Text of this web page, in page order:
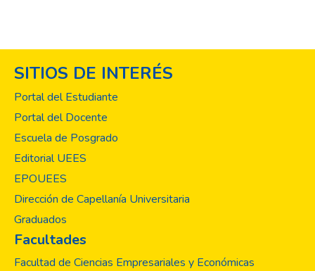
relaciones internacionales con rigor
académico y compromiso social. A lo largo
abordan temas contemporáneos y
relevantes, que generan aportes
Cada investigación ha sido realizada con el
objetivo de contribuir al conocimiento en las
los desafíos que enfrenta la sociedad.
SITIOS DE INTERÉS
Portal del Estudiante
Portal del Docente
Escuela de Posgrado
Editorial UEES
EPOUEES
Dirección de Capellanía Universitaria
Graduados
Facultades
Facultad de Ciencias Empresariales y Económicas